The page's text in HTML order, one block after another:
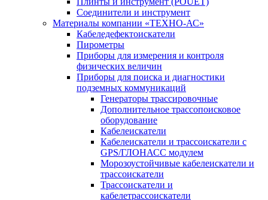
Соединители и инструмент
Материалы компании «ТЕХНО-АС»
Кабеледефектоискатели
Пирометры
Приборы для измерения и контроля
физических величин
Приборы для поиска и диагностики
подземных коммуникаций
Генераторы трассировочные
Дополнительное трассопоисковое
оборудование
Кабелеискатели
Кабелеискатели и трассоискатели с
GPS/ГЛОНАСС модулем
Морозоустойчивые кабелеискатели и
трассоискатели
Трассоискатели и
кабелетрассоискатели